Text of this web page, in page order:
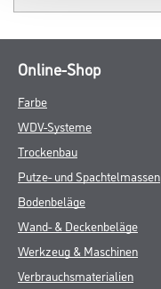
Online-Shop
Farbe
WDV-Systeme
Trockenbau
Putze- und Spachtelmassen
Bodenbeläge
Wand- & Deckenbeläge
Werkzeug & Maschinen
Verbrauchsmaterialien